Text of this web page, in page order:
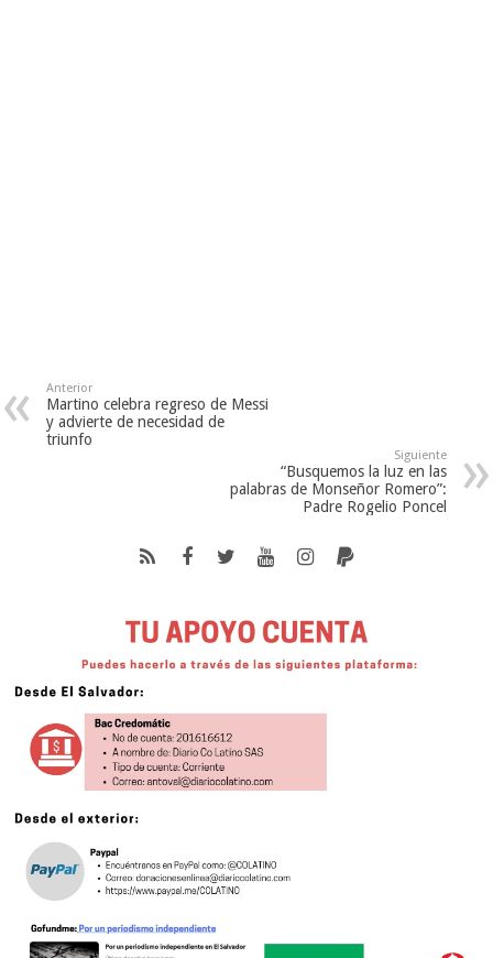
Anterior
Martino celebra regreso de Messi
y advierte de necesidad de
triunfo
Siguiente
“Busquemos la luz en las
palabras de Monseñor Romero”:
Padre Rogelio Poncel